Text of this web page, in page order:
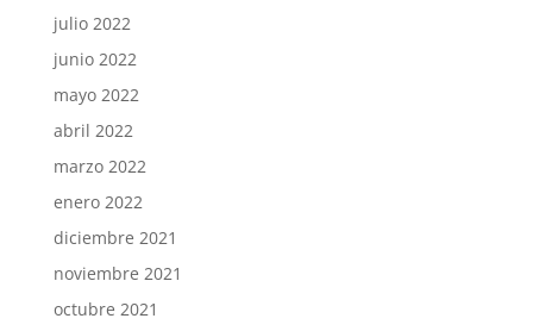
julio 2022
junio 2022
mayo 2022
abril 2022
marzo 2022
enero 2022
diciembre 2021
noviembre 2021
octubre 2021